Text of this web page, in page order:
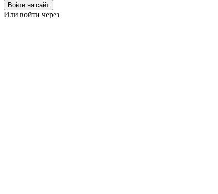
Войти на сайт
Или войти через